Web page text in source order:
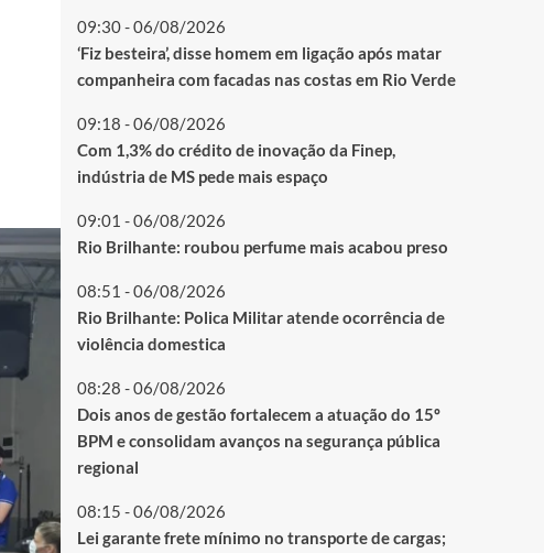
09:30 - 06/08/2026
‘Fiz besteira’, disse homem em ligação após matar
companheira com facadas nas costas em Rio Verde
09:18 - 06/08/2026
Com 1,3% do crédito de inovação da Finep,
indústria de MS pede mais espaço
09:01 - 06/08/2026
Rio Brilhante: roubou perfume mais acabou preso
08:51 - 06/08/2026
Rio Brilhante: Polica Militar atende ocorrência de
violência domestica
08:28 - 06/08/2026
Dois anos de gestão fortalecem a atuação do 15º
BPM e consolidam avanços na segurança pública
regional
08:15 - 06/08/2026
Lei garante frete mínimo no transporte de cargas;